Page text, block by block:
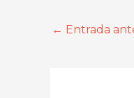
← Entrada